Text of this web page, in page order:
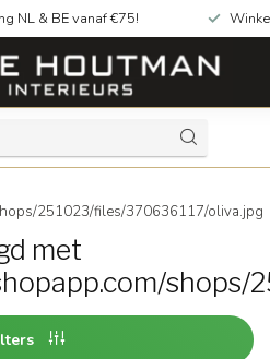
NL & BE vanaf €75!
251023/files/370636117/oliva.jpg
met